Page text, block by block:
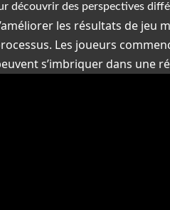
découvrir des perspectives
les résultats de jeu
Les joueurs
s’imbriquer dans une